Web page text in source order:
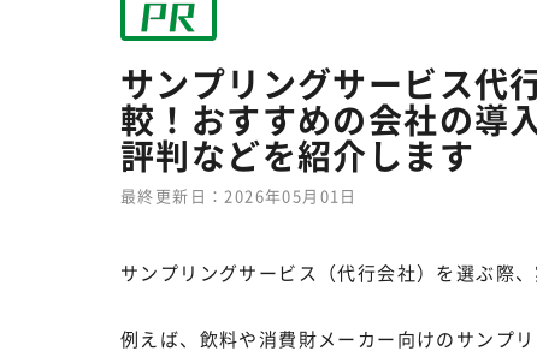
サンプリングサービス代
較！おすすめの会社の導
評判などを紹介します
最終更新日：2026年05月01日
サンプリングサービス（代行会社）を選ぶ際
例えば、飲料や消費財メーカー向けのサンプリ